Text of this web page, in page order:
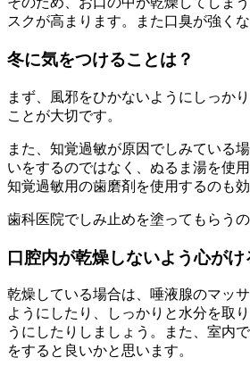
スクが高まります。また口臭が強く
冬に気をつけることは？
まず、風邪をひかないようにしっか
ことが大切です。
また、知覚過敏が原因でしみている
いをするのではなく、ぬるま湯を使
知覚過敏用の歯磨剤を使用するのも効
歯科医院でしみ止めを塗ってもらう
口腔内が乾燥しないよう心がけ
乾燥している場合は、唾液腺のマッ
ようにしたり、しっかりと水分を取
うにしたりしましょう。また、室内
をすると良いかと思います。